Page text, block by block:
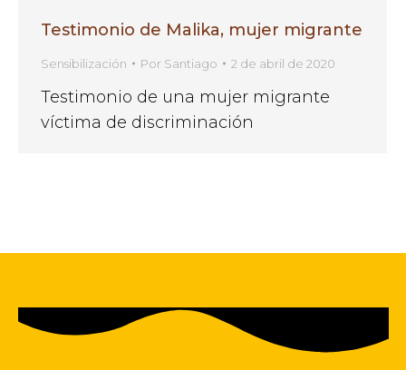
Testimonio de Malika, mujer migrante
Sensibilización Por Santiago 2 de abril de 2020
Testimonio de una mujer migrante
víctima de discriminación